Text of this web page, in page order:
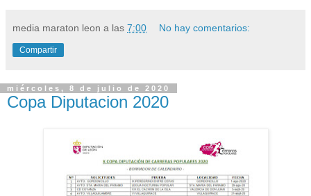
media maraton leon a las 7:00 No hay comentarios:
Compartir
miércoles, 8 de julio de 2020
Copa Diputacion 2020